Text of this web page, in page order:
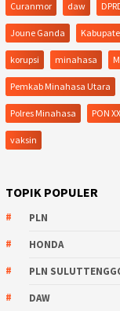
Curanmor daw
Joune Ganda
korupsi minahasa
Pemkab Minahasa Utara
Polres Minahasa PON
vaksin
TOPIK POPULER
PLN
HONDA
PLN
DAW